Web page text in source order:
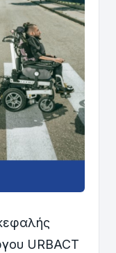
URBACT